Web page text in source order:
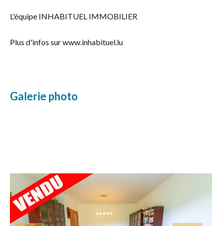
L'équipe INHABITUEL IMMOBILIER
Plus d'infos sur www.inhabituel.lu
Galerie photo